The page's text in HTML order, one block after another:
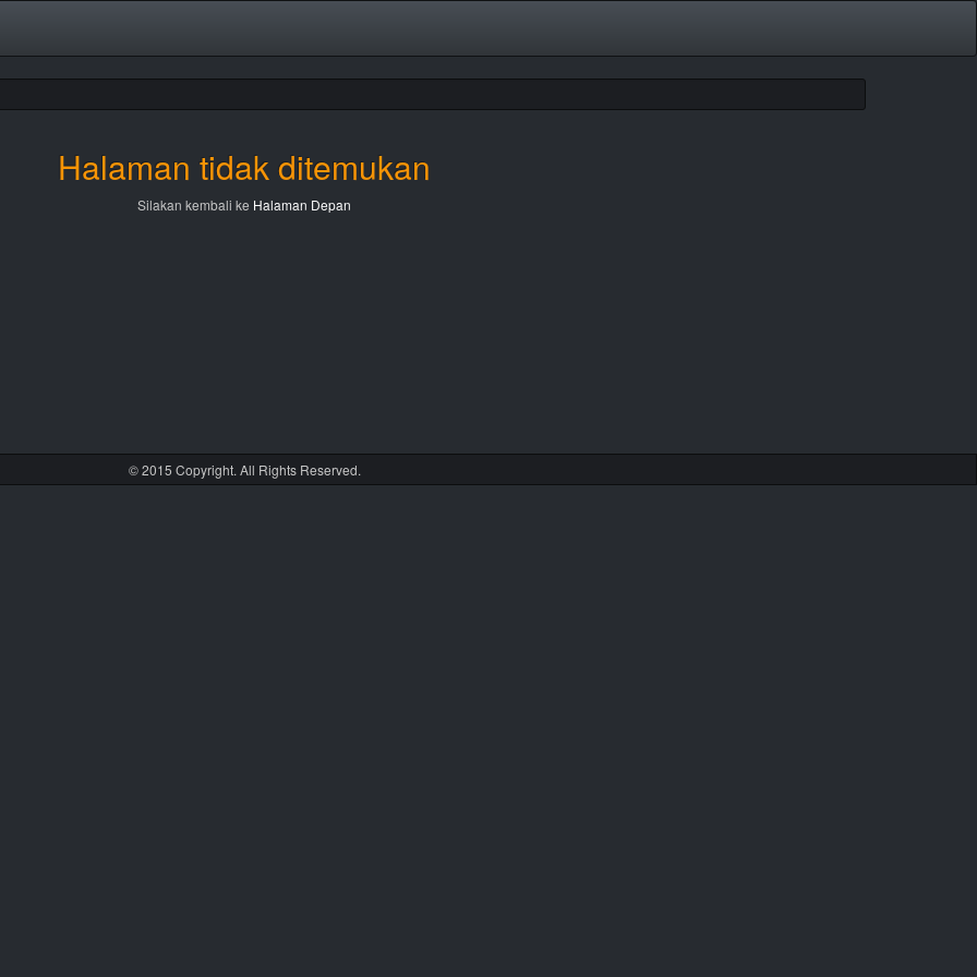
Halaman tidak ditemukan
Silakan kembali ke Halaman Depan
© 2015 Copyright. All Rights Reserved.